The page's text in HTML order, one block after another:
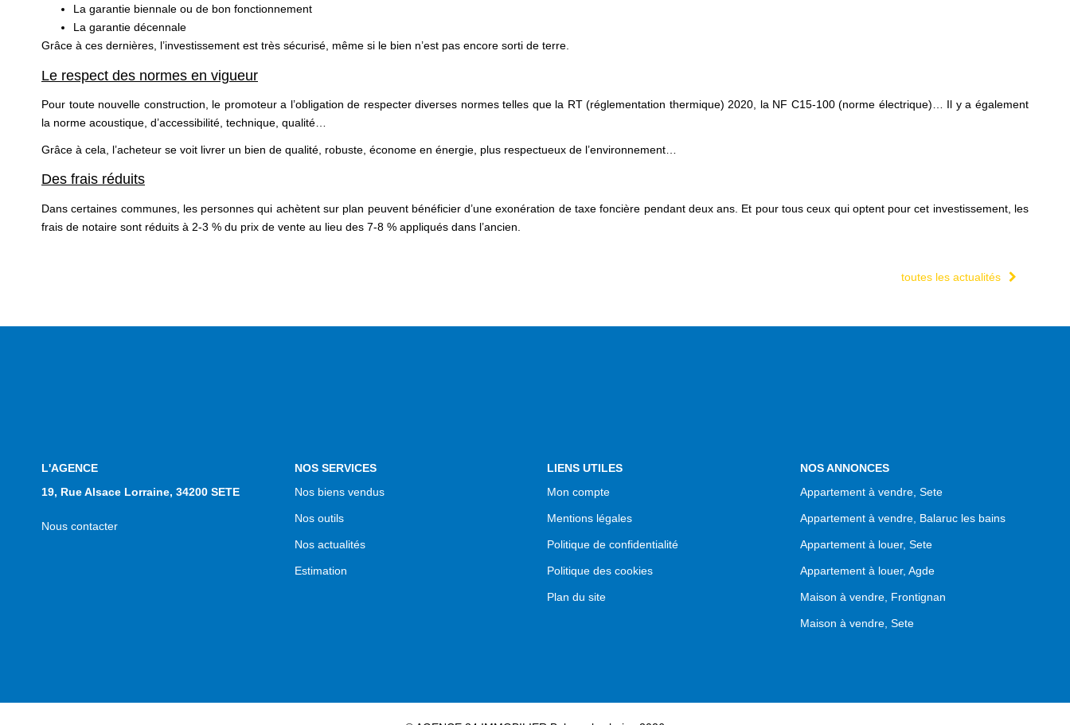
La garantie biennale ou de bon fonctionnement
La garantie décennale
Grâce à ces dernières, l’investissement est très sécurisé, même si le bien n’est pas encore sorti de terre.
Le respect des normes en vigueur
Pour toute nouvelle construction, le promoteur a l’obligation de respecter diverses normes telles que la RT (réglementation thermique) 2020, la NF C15-100 (norme électrique)… Il y a également
la norme acoustique, d’accessibilité, technique, qualité…
Grâce à cela, l’acheteur se voit livrer un bien de qualité, robuste, économe en énergie, plus respectueux de l’environnement…
Des frais réduits
Dans certaines communes, les personnes qui achètent sur plan peuvent bénéficier d’une exonération de taxe foncière pendant deux ans. Et pour tous ceux qui optent pour cet investissement, les
frais de notaire sont réduits à 2-3 % du prix de vente au lieu des 7-8 % appliqués dans l’ancien.
toutes les actualités
L'AGENCE
19, Rue Alsace Lorraine, 34200 SETE
Nous contacter
NOS SERVICES
Nos biens vendus
Nos outils
Nos actualités
Estimation
LIENS UTILES
Mon compte
Mentions légales
Politique de confidentialité
Politique des cookies
Plan du site
NOS ANNONCES
Appartement à vendre, Sete
Appartement à vendre, Balaruc les bains
Appartement à louer, Sete
Appartement à louer, Agde
Maison à vendre, Frontignan
Maison à vendre, Sete